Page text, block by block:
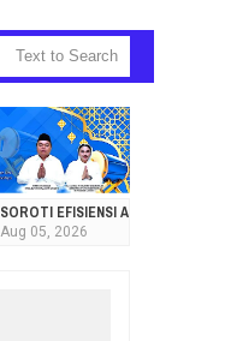
SOROTI EFISIENSI APBD, DPRD
Aug 05, 2026